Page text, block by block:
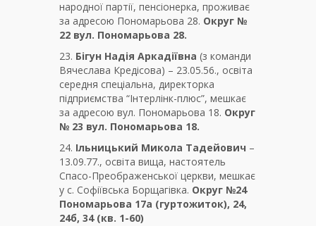
народної партії, пенсіонерка, проживає
за адресою Пономарьова 28. Округ №
22 вул. Пономарьова 28.
23. Бігун Надія Аркадіївна (з команди
Вячеслава Кредісова) – 23.05.56., освіта
середня спеціальна, директорка
підприємства “Інтерлінк-плюс”, мешкає
за адресою вул. Пономарьова 18. Округ
№ 23 вул. Пономарьова 18.
24. Ільницький Микола Тадейович –
13.09.77., освіта вища, настоятель
Спасо-Преображенської церкви, мешкає
у с. Софіївська Борщагівка. Округ №24
Пономарьова 17а (гуртожиток), 24,
24б, 34 (кв. 1-60)